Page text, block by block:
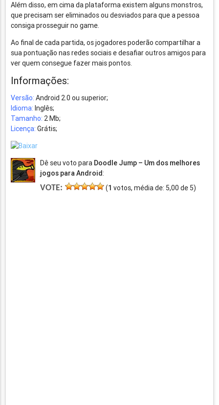
Além disso, em cima da plataforma existem alguns monstros,
que precisam ser eliminados ou desviados para que a pessoa
consiga prosseguir no game.
Ao final de cada partida, os jogadores poderão compartilhar a
sua pontuação nas redes sociais e desafiar outros amigos para
ver quem consegue fazer mais pontos.
Informações:
Versão: Android 2.0 ou superior;
Idioma: Inglês;
Tamanho: 2 Mb;
Licença: Grátis;
Dê seu voto para Doodle Jump – Um dos melhores
jogos para Android:
VOTE: (1 votos, média de: 5,00 de 5)